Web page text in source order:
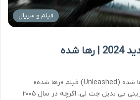
فیلم و سریال
فیلم رزمی چینی جدید 2024 | رها شده
فیلم رزمی چینی جدید؛ رها شده (Unleashed) فیلم «رها شده»
(Unleashed)، با نقش آفرینی بی بدیل جت لی، اگرچه در سال ۲۰۰۵